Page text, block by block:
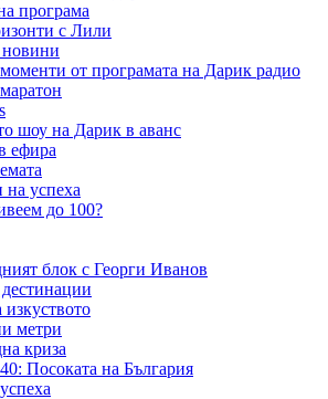
програма
с Лили
от програмата на Дарик радио
шоу на Дарик в аванс
ефира
на успеха
до 100?
блок с Георги Иванов
изкуството
метри
криза
Посоката на България